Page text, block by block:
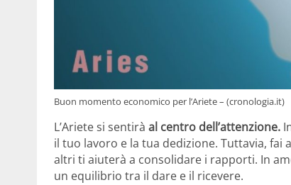
Buon momento economico per l’Ariete – (cronologia.it)
L’Ariete si sentirà al centro dell’attenzione.
il tuo lavoro e la tua dedizione. Tuttavia,
altri ti aiuterà a consolidare i rapporti. In
un equilibrio tra il dare e il ricevere.